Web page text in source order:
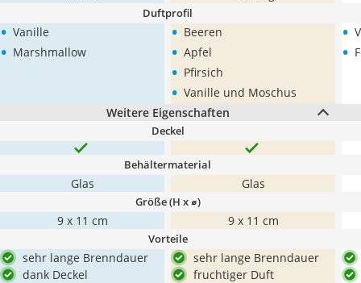
Duftprofil
• Vanille
• Marshmallow
• Beeren
• Apfel
• Pfirsich
• Vanille und Moschus
•
•
Weitere Eigenschaften
Deckel
Behältermaterial
Glas Glas
Größe (H x ⌀)
9 x 11 cm 9 x 11 cm
Vorteile
sehr lange Brenndauer
dank Deckel
sehr lange Brenndauer
fruchtiger Duft